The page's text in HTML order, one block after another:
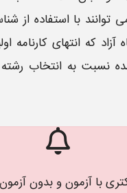
توانند با استفاده از
آزاد که انتهای کارنامه
نسبت به انتخاب رشته
با آزمون و بدون آزمون